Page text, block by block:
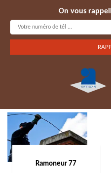
On vous
Ramoneur 77